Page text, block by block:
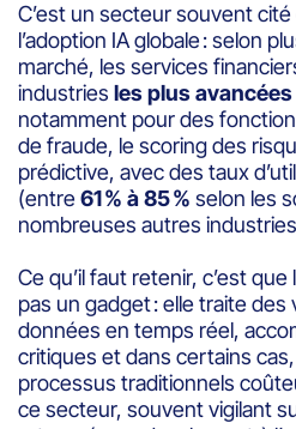
C’est un secteur souvent
l’adoption IA globale : selon
marché, les services
industries les plus
notamment pour des
de fraude, le scoring des
prédictive, avec des taux
(entre61 % à 85 % selon les
nombreuses autres
Ce qu’il faut retenir, c’est que
pas un gadget : elle traite
données en temps réel,
critiques et dans certains
processus traditionnels
ce secteur, souvent vigilant